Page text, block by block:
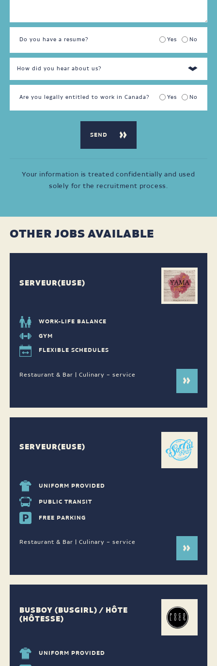
Do you have a resume? Yes No
Are you legally entitled to work in Canada? Yes No
Your information is treated confidentially and used
solely for the recruitment process.
OTHER JOBS AVAILABLE
SERVEUR(EUSE)
WORK-LIFE BALANCE
GYM
FLEXIBLE SCHEDULES
Restaurant & Bar | Culinary – service
SERVEUR(EUSE)
UNIFORM PROVIDED
PUBLIC TRANSIT
FREE PARKING
Restaurant & Bar | Culinary – service
BUSBOY (BUSGIRL) / HÔTE
(HÔTESSE)
UNIFORM PROVIDED